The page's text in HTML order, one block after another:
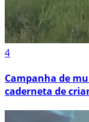
4
Campanha de
caderneta de